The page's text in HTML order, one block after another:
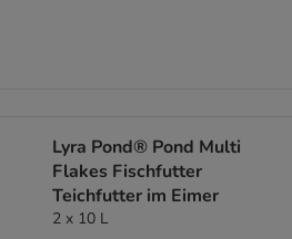
Lyra Pond® Pond Multi
Flakes Fischfutter
Teichfutter im Eimer
2 x 10 L